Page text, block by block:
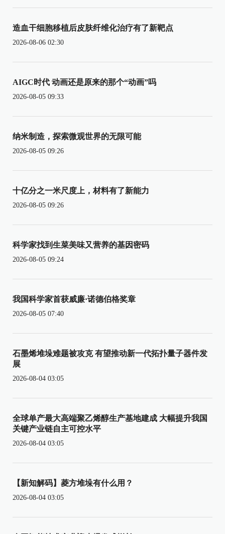
造血干细胞移植后皮肤纤维化治疗有了新靶点
2026-08-06 02:30
AIGC时代 动画还是原来的那个“动画”吗
2026-08-05 09:33
纳米制造，探索微观世界的无限可能
2026-08-05 09:26
十亿分之一米尺度上，材料有了新能力
2026-08-05 09:26
科学家找到生菜美味又营养的基因密码
2026-08-05 09:24
我国科学家首获威廉·诺德伯格奖章
2026-08-05 07:40
石墨烯堆垛难题被攻克 有望推动新一代拓扑量子器件发
展
2026-08-04 03:05
全球单产最大高端聚乙烯醇生产基地建成 大幅提升我国
关键产业链自主可控水平
2026-08-04 03:05
【新知解码】菱方堆垛有什么用？
2026-08-04 03:05